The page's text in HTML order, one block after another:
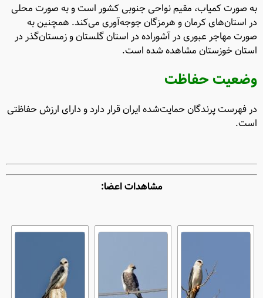
به صورت کمیاب، مقیم نواحی جنوبی کشور است و به صورت محلی
در استان‌های کرمان و هرمزگان جوجه‌آوری می‌کند. همچنین به
صورت مهاجر عبوری در آشوراده در استان گلستان و زمستان‌گذر در
استان خوزستان مشاهده شده است.
وضعیت حفاظت
در فهرست پرندگان حمایت‌شده ایران قرار دارد و دارای ارزش حفاظتی
است.
مشاهدات اعضا: